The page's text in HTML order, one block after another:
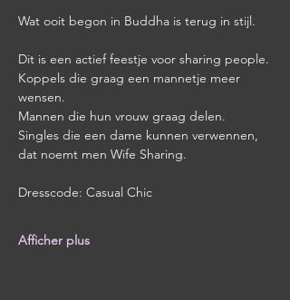
Wat ooit begon in Buddha is terug in stijl.
Dit is een actief feestje voor sharing people.
Koppels die graag een mannetje meer
wensen.
Mannen die hun vrouw graag delen.
Singles die een dame kunnen verwennen,
dat noemt men Wife Sharing.
Dresscode: Casual Chic
Afficher plus